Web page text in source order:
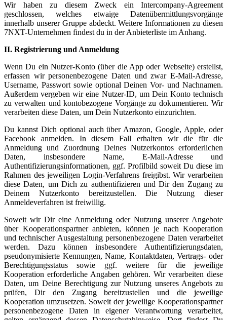
Wir haben zu diesem Zweck ein Intercompany-Agreement
geschlossen, welches etwaige Datenübermittlungsvorgänge
innerhalb unserer Gruppe abdeckt. Weitere Informationen zu diesen
7NXT-Unternehmen findest du in der Anbieterliste im Anhang.
II. Registrierung und Anmeldung
Wenn Du ein Nutzer-Konto (über die App oder Webseite) erstellst,
erfassen wir personenbezogene Daten und zwar E-Mail-Adresse,
Username, Passwort sowie optional Deinen Vor- und Nachnamen.
Außerdem vergeben wir eine Nutzer-ID, um Dein Konto technisch
zu verwalten und kontobezogene Vorgänge zu dokumentieren. Wir
verarbeiten diese Daten, um Dein Nutzerkonto einzurichten.
Du kannst Dich optional auch über Amazon, Google, Apple, oder
Facebook anmelden. In diesem Fall erhalten wir die für die
Anmeldung und Zuordnung Deines Nutzerkontos erforderlichen
Daten, insbesondere Name, E-Mail-Adresse und
Authentifizierungsinformationen, ggf. Profilbild soweit Du diese im
Rahmen des jeweiligen Login-Verfahrens freigibst. Wir verarbeiten
diese Daten, um Dich zu authentifizieren und Dir den Zugang zu
Deinem Nutzerkonto bereitzustellen. Die Nutzung dieser
Anmeldeverfahren ist freiwillig.
Soweit wir Dir eine Anmeldung oder Nutzung unserer Angebote
über Kooperationspartner anbieten, können je nach Kooperation
und technischer Ausgestaltung personenbezogene Daten verarbeitet
werden. Dazu können insbesondere Authentifizierungsdaten,
pseudonymisierte Kennungen, Name, Kontaktdaten, Vertrags- oder
Berechtigungsstatus sowie ggf. weitere für die jeweilige
Kooperation erforderliche Angaben gehören. Wir verarbeiten diese
Daten, um Deine Berechtigung zur Nutzung unseres Angebots zu
prüfen, Dir den Zugang bereitzustellen und die jeweilige
Kooperation umzusetzen. Soweit der jeweilige Kooperationspartner
personenbezogene Daten in eigener Verantwortung verarbeitet,